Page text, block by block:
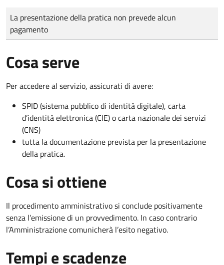
Tipo di pagamento
Importo
La presentazione della pratica non prevede alcun
pagamento
Cosa serve
Per accedere al servizio, assicurati di avere:
SPID (sistema pubblico di identità digitale), carta
d’identità elettronica (CIE) o carta nazionale dei servizi
(CNS)
tutta la documentazione prevista per la presentazione
della pratica.
Cosa si ottiene
Il procedimento amministrativo si conclude positivamente
senza l’emissione di un provvedimento. In caso contrario
l’Amministrazione comunicherà l’esito negativo.
Tempi e scadenze